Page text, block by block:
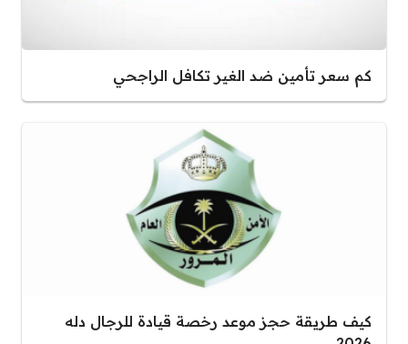
كم سعر تأمين ضد الغير تكافل الراجحي
كيف طريقة حجز موعد رخصة قيادة للرجال دله